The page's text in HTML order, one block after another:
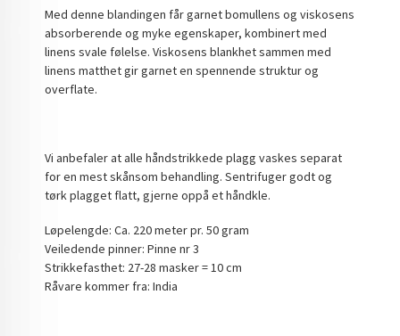
Med denne blandingen får garnet bomullens og viskosens
absorberende og myke egenskaper, kombinert med
linens svale følelse. Viskosens blankhet sammen med
linens matthet gir garnet en spennende struktur og
overflate.
Vi anbefaler at alle håndstrikkede plagg vaskes separat
for en mest skånsom behandling. Sentrifuger godt og
tørk plagget flatt, gjerne oppå et håndkle.
Løpelengde: Ca. 220 meter pr. 50 gram
Veiledende pinner: Pinne nr 3
Strikkefasthet: 27-28 masker = 10 cm
Råvare kommer fra: India